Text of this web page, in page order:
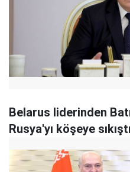
Belarus liderinden
Rusya'yı köşeye